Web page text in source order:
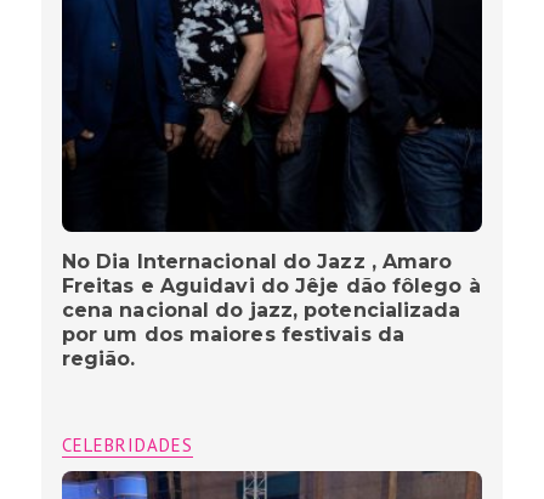
No Dia Internacional do Jazz , Amaro
Freitas e Aguidavi do Jêje dão fôlego à
cena nacional do jazz, potencializada
por um dos maiores festivais da
região.
CELEBRIDADES